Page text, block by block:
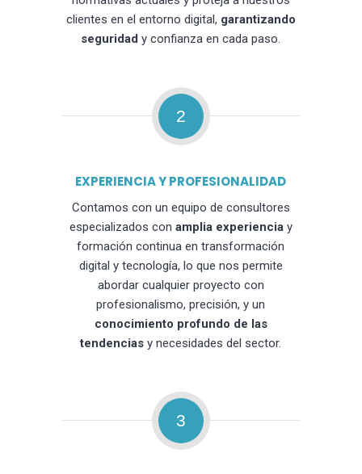
clientes en el entorno digital, garantizando
seguridad y confianza en cada paso.
2
EXPERIENCIA Y PROFESIONALIDAD
Contamos con un equipo de consultores
especializados con amplia experienciay
formación continua en transformación
digital y tecnología, lo que nos permite
abordar cualquier proyecto con
profesionalismo, precisión, y un
conocimiento profundo de las
tendencias y necesidades del sector.
3